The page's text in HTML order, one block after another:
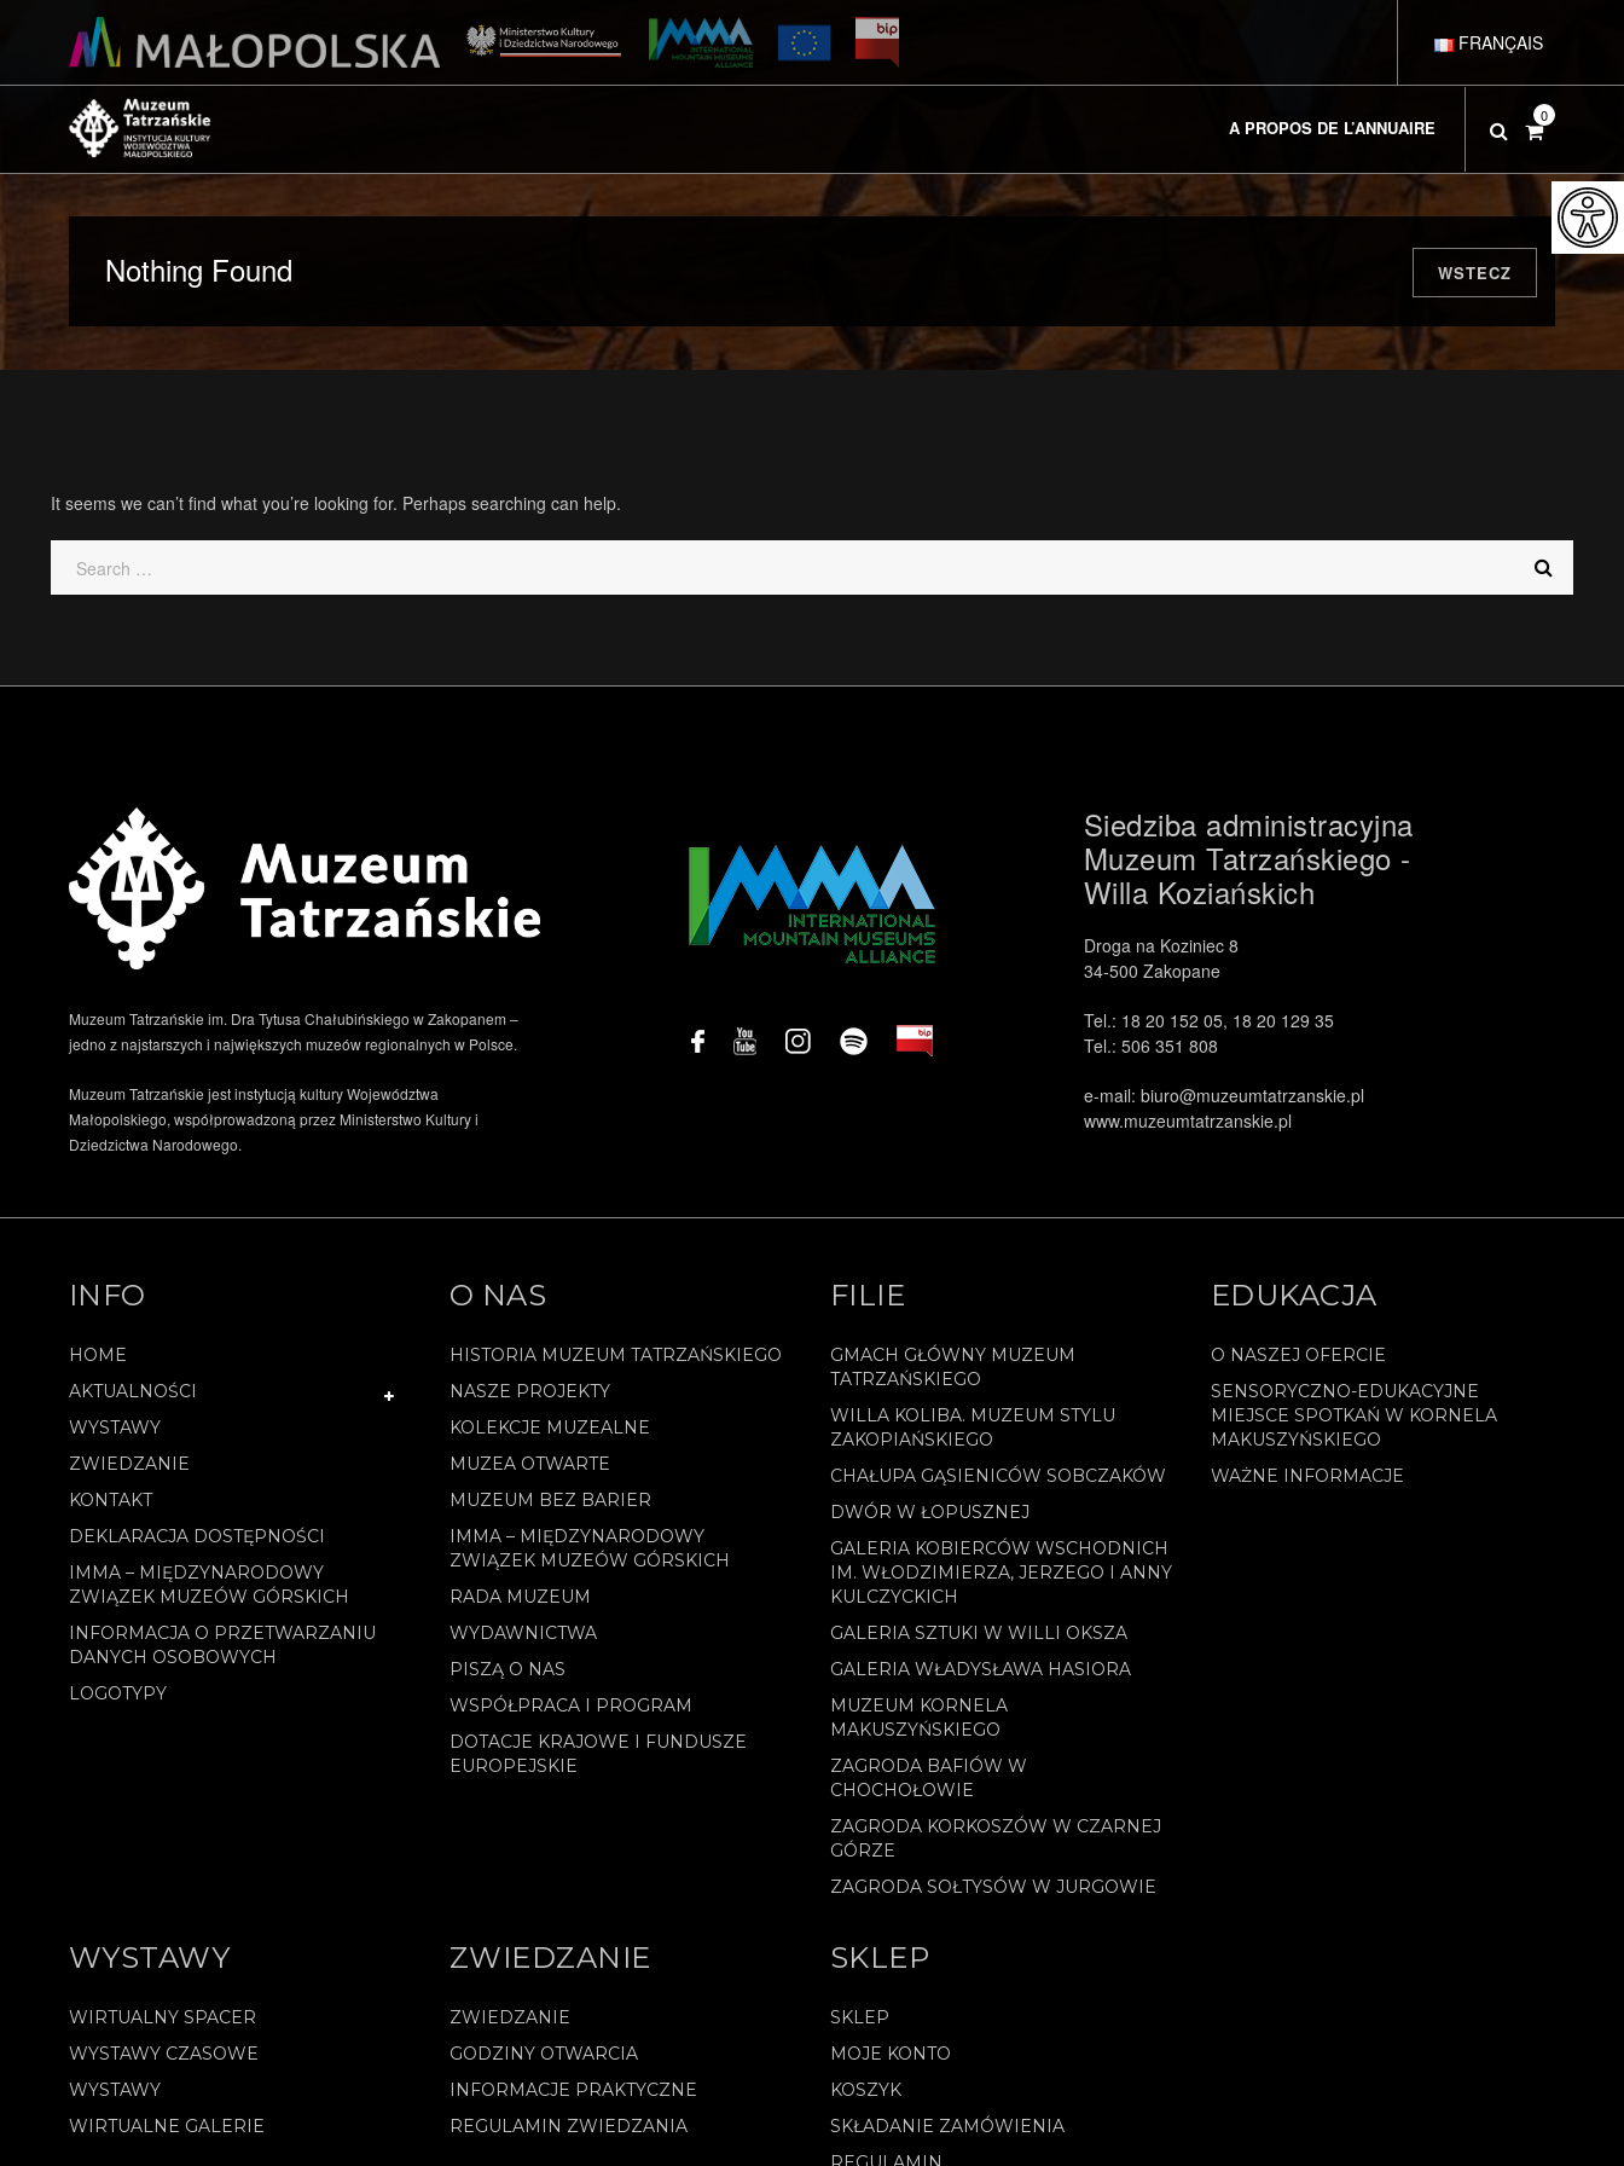
DEUTSCH
ENGLISH
FRANÇAIS
A PROPOS DE L’ANNUAIRE
0
Nothing Found WSTECZ
It seems we can’t find what you’re looking for. Perhaps searching can help.
Muzeum Tatrzańskie im. Dra Tytusa Chałubińskiego w Zakopanem –
jedno z najstarszych i największych muzeów regionalnych w Polsce.
Muzeum Tatrzańskie jest instytucją kultury Województwa
Małopolskiego, współprowadzoną przez Ministerstwo Kultury i
Dziedzictwa Narodowego.
Siedziba administracyjna
Muzeum Tatrzańskiego -
Willa Koziańskich
Droga na Koziniec 8
34-500 Zakopane
Tel.: 18 20 152 05, 18 20 129 35
Tel.: 506 351 808
e-mail: biuro@muzeumtatrzanskie.pl
www.muzeumtatrzanskie.pl
INFO
HOME
AKTUALNOŚCI
WYSTAWY
ZWIEDZANIE
KONTAKT
DEKLARACJA DOSTĘPNOŚCI
IMMA – MIĘDZYNARODOWY
ZWIĄZEK MUZEÓW GÓRSKICH
INFORMACJA O PRZETWARZANIU
DANYCH OSOBOWYCH
LOGOTYPY
O NAS
HISTORIA MUZEUM TATRZAŃSKIEGO
NASZE PROJEKTY
KOLEKCJE MUZEALNE
MUZEA OTWARTE
MUZEUM BEZ BARIER
IMMA – MIĘDZYNARODOWY
ZWIĄZEK MUZEÓW GÓRSKICH
RADA MUZEUM
WYDAWNICTWA
PISZĄ O NAS
WSPÓŁPRACA I PROGRAM
DOTACJE KRAJOWE I FUNDUSZE
EUROPEJSKIE
FILIE
GMACH GŁÓWNY MUZEUM
TATRZAŃSKIEGO
WILLA KOLIBA. MUZEUM STYLU
ZAKOPIAŃSKIEGO
CHAŁUPA GĄSIENICÓW SOBCZAKÓW
DWÓR W ŁOPUSZNEJ
GALERIA KOBIERCÓW WSCHODNICH
IM. WŁODZIMIERZA, JERZEGO I ANNY
KULCZYCKICH
GALERIA SZTUKI W WILLI OKSZA
GALERIA WŁADYSŁAWA HASIORA
MUZEUM KORNELA
MAKUSZYŃSKIEGO
ZAGRODA BAFIÓW W
CHOCHOŁOWIE
ZAGRODA KORKOSZÓW W CZARNEJ
GÓRZE
ZAGRODA SOŁTYSÓW W JURGOWIE
EDUKACJA
O NASZEJ OFERCIE
SENSORYCZNO-EDUKACYJNE
MIEJSCE SPOTKAŃ W KORNELA
MAKUSZYŃSKIEGO
WAŻNE INFORMACJE
WYSTAWY
WIRTUALNY SPACER
WYSTAWY CZASOWE
WYSTAWY
WIRTUALNE GALERIE
ZWIEDZANIE
ZWIEDZANIE
GODZINY OTWARCIA
INFORMACJE PRAKTYCZNE
REGULAMIN ZWIEDZANIA
SKLEP
SKLEP
MOJE KONTO
KOSZYK
SKŁADANIE ZAMÓWIENIA